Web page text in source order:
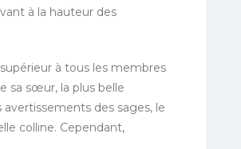
à la hauteur des
à tous les membres
sa sœur, la plus belle
des sages, le
colline. Cependant,